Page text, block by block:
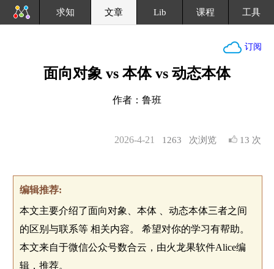
求知 文章 Lib 课程 工具
订阅
面向对象 vs 本体 vs 动态本体
作者：鲁班
1263 次浏览 13 次
2026-4-21
编辑推荐:
本文主要介绍了面向对象、本体 、动态本体三者之间
的区别与联系等 相关内容。 希望对你的学习有帮助。
本文来自于微信公众号数合云，由火龙果软件Alice编
辑，推荐。